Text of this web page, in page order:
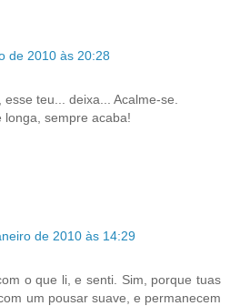
de 2010 às 20:28
teu... deixa... Acalme-se.
longa, sempre acaba!
de 2010 às 14:29
o que li, e senti. Sim, porque tuas
um pousar suave, e permanecem